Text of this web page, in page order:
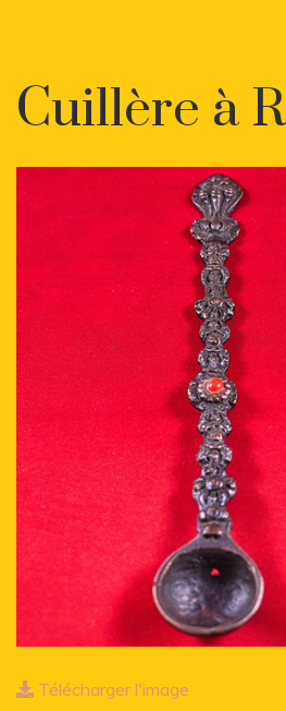
Cuillère à
Télécharger l'image